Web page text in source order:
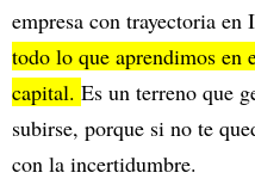
empresa con trayectoria en
todo lo que aprendimos en
capital. Es un terreno que
subirse, porque si no te
con la incertidumbre.